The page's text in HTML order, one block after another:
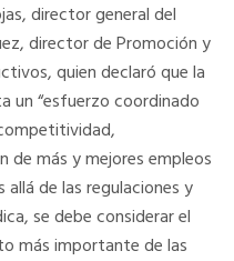
director general del
director de Promoción y
quien declaró que la
un “esfuerzo coordinado
de más y mejores empleos
allá de las regulaciones y
se debe considerar el
más importante de las